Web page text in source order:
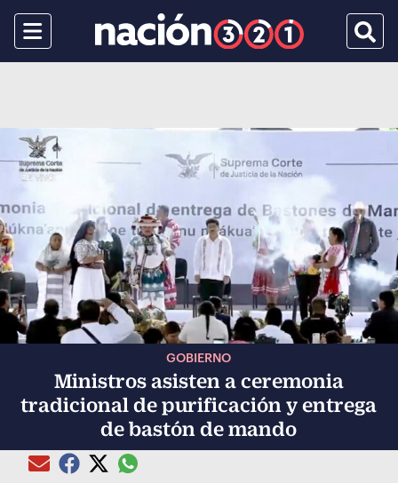
Menu
GOBIERNO
Ministros asisten a ceremonia
tradicional de purificación y entrega
de bastón de mando
Compartir el artículo actual mediante Email
Compartir el artículo actual mediante Facebook
Compartir el artículo actual mediante Twitter
Compartir el artículo actual mediante